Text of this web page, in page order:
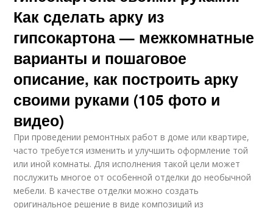
Как сделать арку из
гипсокартона — межкомнатные
варианты и пошаговое
описание, как построить арку
своими руками (105 фото и
видео)
При проведении ремонтных работ в доме или квартире,
часто требуется изменить и улучшить оформление той
или иной комнаты. Для исполнения такой цели может
послужить многое от особенной отделки до необычной
мебели. В качестве отделки можно создать
оригинальное решение в виде композиций из